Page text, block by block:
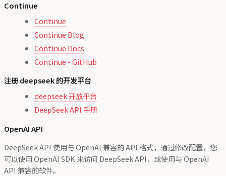
Continue
Continue
Continue Blog
Continue Docs
Continue - GitHub
注册 deepseek 的开发平台
deepseek 开放平台
DeepSeek API 手册
OpenAI API
DeepSeek API 使用与 OpenAI 兼容的 API 格式，通过修改配置，您
可以使用 OpenAI SDK 来访问 DeepSeek API，或使用与 OpenAI
API 兼容的软件。